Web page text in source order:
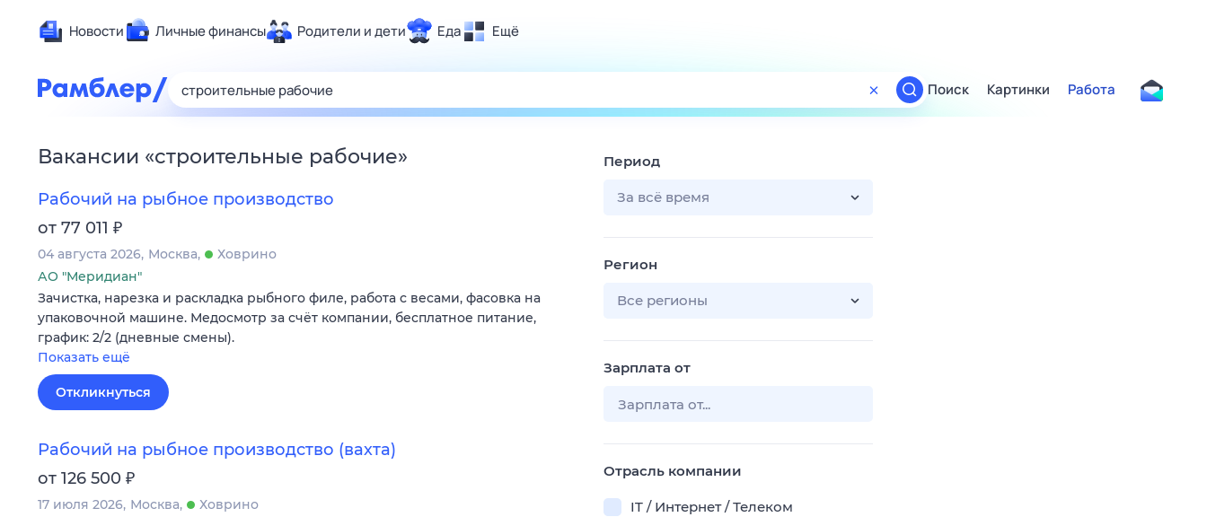
Новости Личные финансы Родители и дети Еда Ещё
Здоровье
Развлечения и отдых
Спорт
Карьера
Сберегаем вместе
Гороскопы
Поиск
ТВ-программа
Поиск Картинки Работа
Вакансии «строительные рабочие»
Рабочий на рыбное производство
от 77 011 ₽
04 августа 2026 Москва
Ховрино
АО "Меридиан"
Зачистка, нарезка и раскладка рыбного филе, работа с весами, фасовка на
упаковочной машине. Медосмотр за счёт компании, бесплатное питание,
график: 2/2 (дневные смены).
Показать ещё
Откликнуться
Рабочий на рыбное производство (вахта)
от 126 500 ₽
17 июля 2026 Москва
Ховрино
Период
За всё время
Регион
Все регионы
Зарплата от
Отрасль компании
IT / Интернет / Телеком